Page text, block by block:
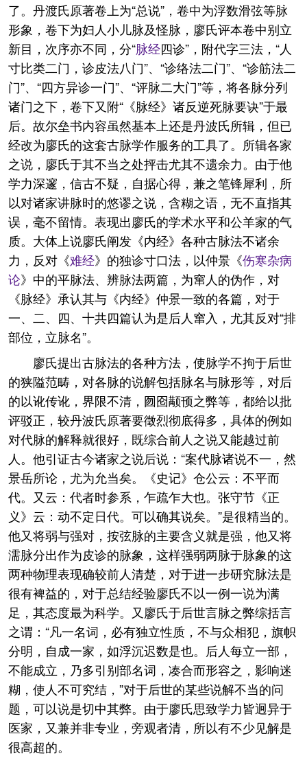
了。丹渡氏原著卷上为“总说”，卷中为浮数滑弦等脉
形象，卷下为妇人小儿脉及怪脉，廖氏评本卷中别立
新目，次序亦不同，分“脉经四诊”，附代字三法，“人
寸比类二门，诊皮法八门”、“诊络法二门”、“诊筋法二
门”、“四方异诊一门”、“评脉二大门”等，将各脉分列
诸门之下，卷下又附“《脉经》诸反逆死脉要诀”于最
后。故尔垒书内容虽然基本上还是丹波氏所辑，但已
经改为廖氏的这套古脉学作服务的工具了。所辑各家
之说，廖氏于其不当之处抨击尤其不遗余力。由于他
学力深邃，信古不疑，自据心得，兼之笔锋犀利，所
以对诸家讲脉时的悠谬之说，含糊之语，无不直指其
误，毫不留情。表现出廖氏的学术水平和公羊家的气
质。大体上说廖氏阐发《内经》各种古脉法不诸余
力，反对《难经》的独诊寸口法，以仲景《伤寒杂病
论》中的平脉法、辨脉法两篇，为窜人的伪作，对
《脉经》承认其与《内经》仲景一致的各篇，对于
一、二、四、十共四篇认为是后人窜入，尤其反对“排
部位，立脉名”。
廖氏提出古脉法的各种方法，使脉学不拘于后世
的狭隘范畴，对各脉的说解包括脉名与脉形等，对后
的以讹传讹，界限不清，囫囵颟顸之弊等，都给以批
评驳正，较丹波氏原著要徵烈彻底得多，具体的例如
对代脉的解释就很好，既综合前人之说又能越过前
人。他引证古今诸家之说后说：“案代脉诸说不一，然
景岳所论，尤为允当矣。《史记》仓公云：不平而
代。又云：代者时参系，乍疏乍大也。张守节《正
义》云：动不定日代。可以确其说矣。”是很精当的。
他又将弱与强对，按弦脉的主要含义就是强，他又将
濡脉分出作为皮诊的脉象，这样强弱两脉于脉象的这
两种物理表现确较前人清楚，对于进一步研究脉法是
很有裨益的，对于总结经验廖氏不以一例一说为满
足，其态度最为科学。又廖氏于后世言脉之弊综括言
之谓：“凡一名词，必有独立性质，不与众相犯，旗帜
分明，自成一家，如浮沉迟数是也。后人每立一部，
不能成立，乃多引别部名词，凑合而形容之，影响迷
糊，使人不可究结，”对于后世的某些说解不当的问
题，可以说是切中其弊。由于廖氏思致学力皆迥异于
医家，又兼并非专业，旁观者清，所以有不少见解是
很高超的。